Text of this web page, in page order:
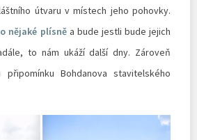
útvaru v místech jeho pohovky.
nějaké plísněa bude jestli bude jejich
to nám ukáží další dny. Zároveň
Bohdanova stavitelského